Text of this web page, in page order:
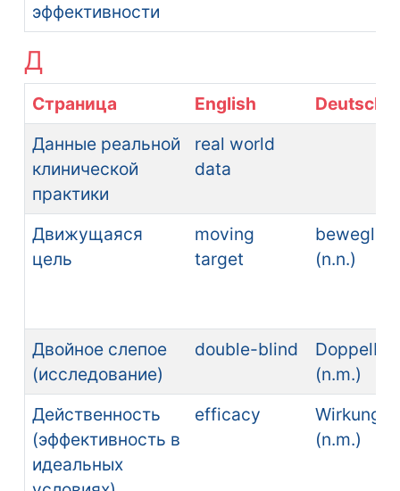
эффективности
Д
Страница English
Deutsch
Данные реальной
клинической
практики
real world
data
Движущаяся
цель
moving
target
(n.n.)
Двойное слепое
(исследование)
double-blind
(n.m.)
Действенность
(эффективность в
идеальных
efficacy
(n.m.)